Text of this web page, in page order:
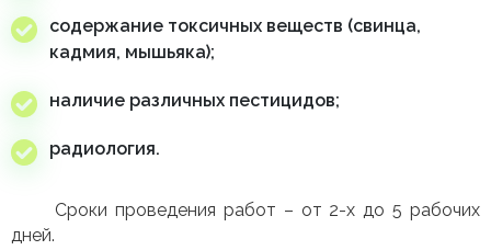
содержание токсичных веществ (свинца,
кадмия, мышьяка);
наличие различных пестицидов;
радиология.
Сроки проведения работ – от 2-х до 5 рабочих
дней.